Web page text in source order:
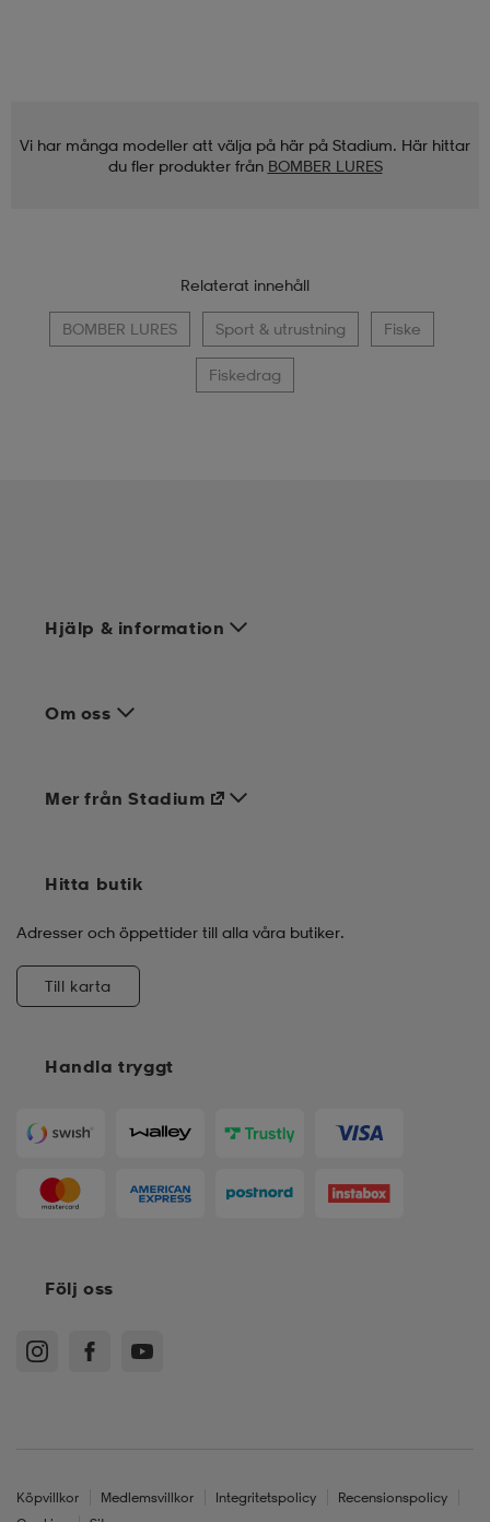
Vi har många modeller att välja på här på Stadium. Här hittar
du fler produkter från BOMBER LURES
Relaterat innehåll
BOMBER LURES Sport & utrustning Fiske
Fiskedrag
Hjälp & information
Om oss
Handla tryggt
Mer från Stadium
Hitta butik
Adresser och öppettider till alla våra butiker.
Till karta
Följ oss
Köpvillkor Medlemsvillkor Integritetspolicy
Recensionspolicy